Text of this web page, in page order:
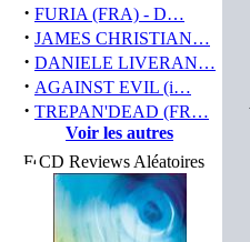
· FURIA (FRA) - D…
· JAMES CHRISTIAN…
· DANIELE LIVERAN…
· AGAINST EVIL (i…
· TREPAN'DEAD (FR…
Voir les autres
CD Reviews Aléatoires